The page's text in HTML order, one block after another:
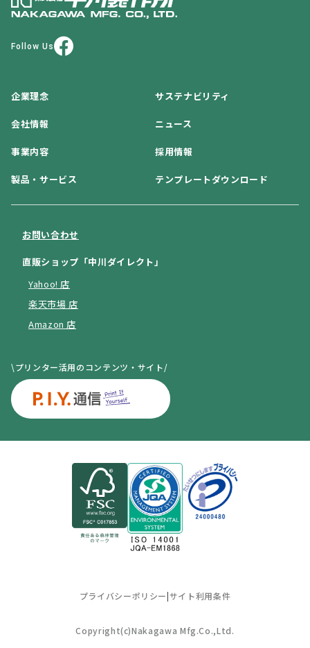
Follow Us
企業理念 サステナビリティ
会社情報 ニュース
事業内容 採用情報
製品・サービス テンプレートダウンロード
お問い合わせ
直販ショップ「中川ダイレクト」
Yahoo! 店
楽天市場 店
Amazon 店
\プリンター活用のコンテンツ・サイト/
Copyright(c)Nakagawa Mfg.Co.,Ltd.
プライバシーポリシー|サイト利用条件